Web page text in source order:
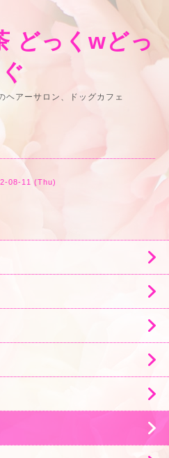
どっくwどっ
ぐ
ヘアーサロン、ドッグカフェ
08-11 (Thu)